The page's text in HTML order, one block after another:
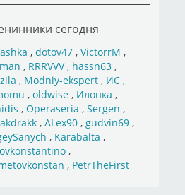
сегодня
, dotov47, VictorrM ,
, RRRVVV, hassn63,
, Modniy-ekspert, ИС,
, oldwise, Илонка ,
, Operaseria , Sergen ,
, ALex90, gudvin69,
, Karabalta ,
,
, PetrTheFirst